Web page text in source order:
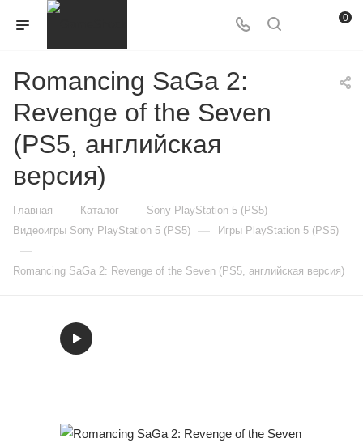
0
Romancing SaGa 2:
Revenge of the Seven
(PS5, английская
версия)
Главная — Каталог — Sony PlayStation 5 (PS5) —
Видеоигры Sony PlayStation 5 (PS5) — Игры PlayStation 5 (PS5)
—
Romancing SaGa 2: Revenge of the Seven (PS5, английская версия)